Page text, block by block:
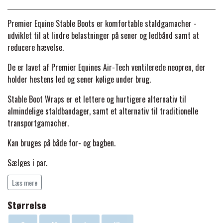
TERAPI PRODUKTER
HUER & HALSTØRKLÆDER
GAVEARTIKLER VOKSNE
BØRN & JUNIOR
INSEKTBESKYTTELSE
HESTEBOLCHER & TREATS
TILSKUD & VITAMINER
STALD & FOLD
SKO & SMEDEVÆRKTØJ
TRAVDÆKKEN & TILBEHØR
VOGNE & TILBEHØR
TRAV KUSK
PONYTRAV
GALOP
PREMIER EQUINE LINERS & DÆKKEN
TILBEHØR
PREMIER EQUINE WALKER & RIDEDÆKKEN
PREMIER EQUINE INSEKTBESKYTTELSE
PREMIER EQUINE MAGNET & INFRARØD
TERAPI
PREMIER EQUINE GRIMER & TRÆKTOV
PREMIER EQUINE TRENSE & TILBEHØR
CARR & DAY & MARTIN
CUSTOM
DELTACAST
EMIN
FENWICK LIQUID TITANIUM®
Premier Equine Stable Boots er komfortable staldgamacher -
udviklet til at lindre belastninger på sener og ledbånd samt at
reducere hævelse.
De er lavet af Premier Equines Air-Tech ventilerede neopren, der
holder hestens led og sener kølige under brug.
Stable Boot Wraps er et lettere og hurtigere alternativ til
almindelige staldbandager, samt et alternativ til traditionelle
transportgamacher.
Kan bruges på både for- og bagben.
Sælges i par.
Læs mere
Størrelse